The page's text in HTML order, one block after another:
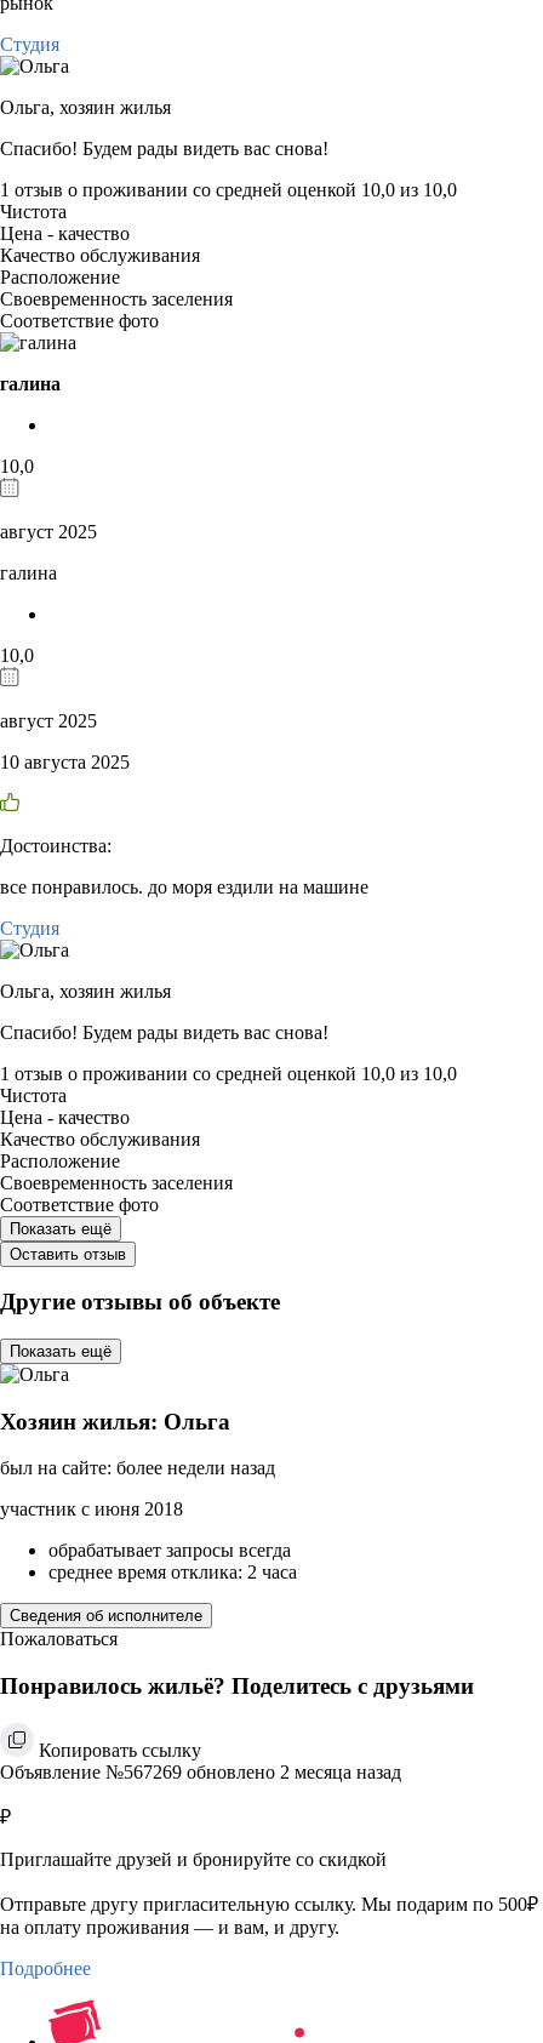
Студия
Ольга, хозяин жилья
Спасибо! Будем рады видеть вас снова!
1 отзыв о проживании со средней оценкой 10,0 из 10,0
Чистота
Цена - качество
Качество обслуживания
Расположение
Своевременность заселения
Соответствие фото
галина
10,0
август 2025
галина
10,0
август 2025
10 августа 2025
Достоинства:
все понравилось. до моря ездили на машине
Студия
Ольга, хозяин жилья
Спасибо! Будем рады видеть вас снова!
1 отзыв о проживании со средней оценкой 10,0 из 10,0
Чистота
Цена - качество
Качество обслуживания
Расположение
Своевременность заселения
Соответствие фото
Показать ещё
Оставить отзыв
Другие отзывы об объекте
Показать ещё
Хозяин жилья: Ольга
был на сайте: более недели назад
участник с июня 2018
обрабатывает запросы всегда
среднее время отклика: 2 часа
Сведения об исполнителе
Пожаловаться
Понравилось жильё? Поделитесь с друзьями
Копировать ссылку
Объявление №567269 обновлено 2 месяца назад
₽
Приглашайте друзей и бронируйте со скидкой
Отправьте другу пригласительную ссылку. Мы подарим по 500₽
на оплату проживания — и вам, и другу.
Подробнее